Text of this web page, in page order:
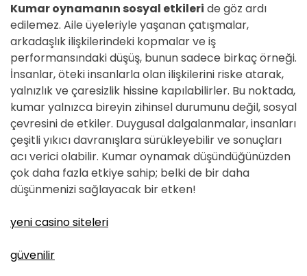
Kumar oynamanın sosyal etkileri de göz ardı
edilemez. Aile üyeleriyle yaşanan çatışmalar,
arkadaşlık ilişkilerindeki kopmalar ve iş
performansındaki düşüş, bunun sadece birkaç örneği.
İnsanlar, öteki insanlarla olan ilişkilerini riske atarak,
yalnızlık ve çaresizlik hissine kapılabilirler. Bu noktada,
kumar yalnızca bireyin zihinsel durumunu değil, sosyal
çevresini de etkiler. Duygusal dalgalanmalar, insanları
çeşitli yıkıcı davranışlara sürükleyebilir ve sonuçları
acı verici olabilir. Kumar oynamak düşündüğünüzden
çok daha fazla etkiye sahip; belki de bir daha
düşünmenizi sağlayacak bir etken!
yeni casino siteleri
güvenilir